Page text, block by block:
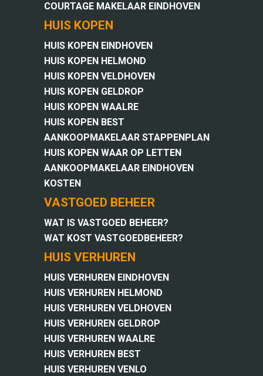
COURTAGE MAKELAAR EINDHOVEN
HUIS KOPEN
HUIS KOPEN EINDHOVEN
HUIS KOPEN HELMOND
HUIS KOPEN VELDHOVEN
HUIS KOPEN GELDROP
HUIS KOPEN WAALRE
HUIS KOPEN BEST
AANKOOPMAKELAAR STAPPENPLAN
HUIS KOPEN WAAR OP LETTEN
AANKOOPMAKELAAR EINDHOVEN
KOSTEN
VASTGOED BEHEER
WAT IS VASTGOED BEHEER?
WAT KOST VASTGOEDBEHEER?
HUIS VERHUREN
HUIS VERHUREN EINDHOVEN
HUIS VERHUREN HELMOND
HUIS VERHUREN VELDHOVEN
HUIS VERHUREN GELDROP
HUIS VERHUREN WAALRE
HUIS VERHUREN BEST
HUIS VERHUREN VENLO